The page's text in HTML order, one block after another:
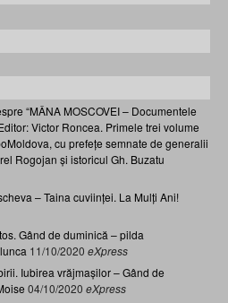
“MÂNA MOSCOVEI – Documentele
Victor Roncea. Primele trei volume
cu prefețe semnate de generalii
Rogojan și istoricul Gh. Buzatu
– Taina cuviinței. La Mulți Ani!
Gând de duminică – pilda
11/10/2020 eXpress
Iubirea vrăjmașilor – Gând de
04/10/2020 eXpress